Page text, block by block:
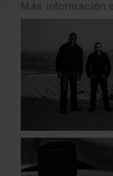
Más información